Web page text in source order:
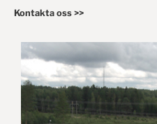
Kontakta oss >>